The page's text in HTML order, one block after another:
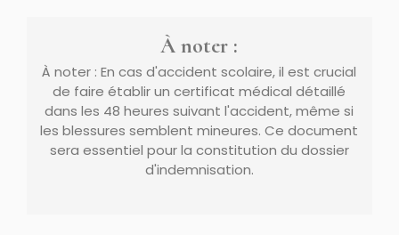
À noter :
À noter : En cas d'accident scolaire, il est crucial
de faire établir un certificat médical détaillé
dans les 48 heures suivant l'accident, même si
les blessures semblent mineures. Ce document
sera essentiel pour la constitution du dossier
d'indemnisation.